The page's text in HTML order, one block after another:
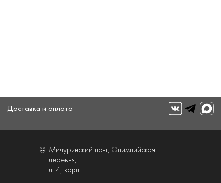
Доставка и оплата
Мичуринский пр-т, Олимпийская
деревня,
д. 4, корп. 1